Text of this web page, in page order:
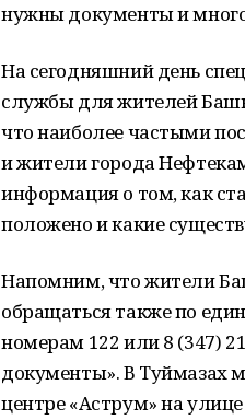
нужны документы и
На сегодняшний день
службы для жителей
что наиболее частыми
и жители города
информация о том, как
положено и какие
Напомним, что жители
обращаться также по
номерам 122 или 8 (347)
документы». В Туймазах
центре «Аструм» на